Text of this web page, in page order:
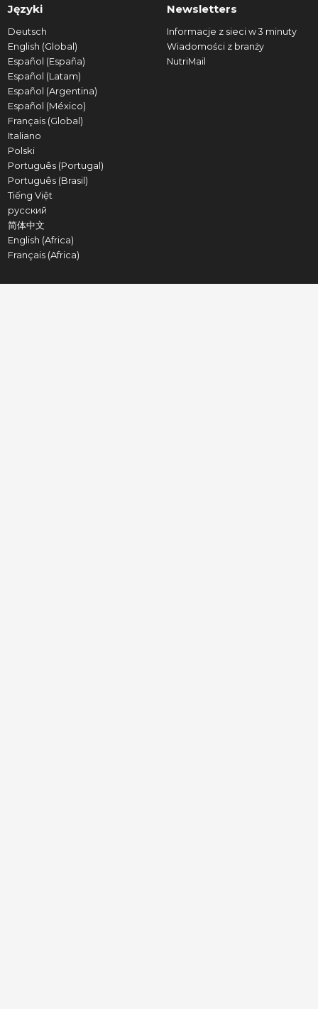
Języki
Deutsch
English (Global)
Español (España)
Español (Latam)
Español (Argentina)
Español (México)
Français (Global)
Italiano
Polski
Português (Portugal)
Português (Brasil)
Tiếng Việt
русский
简体中文
English (Africa)
Français (Africa)
Newsletters
Informacje z sieci w 3 minuty
Wiadomości z branży
NutriMail